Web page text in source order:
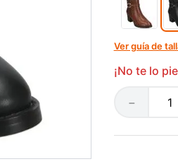
Ver guía de
¡No te lo
－